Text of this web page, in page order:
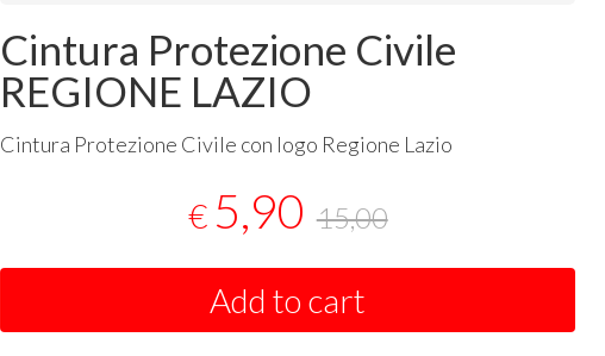
Cintura Protezione Civile
REGIONE LAZIO
Cintura Protezione Civile con logo Regione Lazio
€ 5,90 15,00
Add to cart